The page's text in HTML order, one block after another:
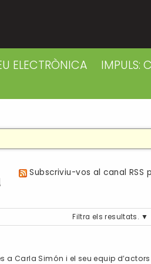
ELECTRÒNICA IMPULS:
Subscriviu-vos al canal
Filtra els resultats.
a Carla Simón i el seu equip